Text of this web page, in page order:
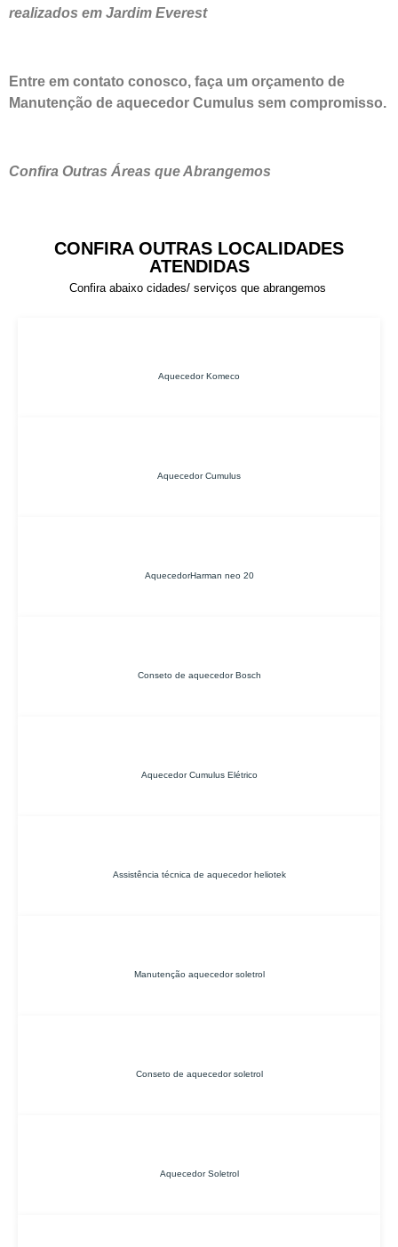
realizados em Jardim Everest
Entre em contato conosco, faça um orçamento de
Manutenção de aquecedor Cumulus sem compromisso.
Confira Outras Áreas que Abrangemos
CONFIRA OUTRAS LOCALIDADES
ATENDIDAS
Confira abaixo cidades/ serviços que abrangemos
Aquecedor Komeco
Aquecedor Cumulus
AquecedorHarman neo 20
Conseto de aquecedor Bosch
Aquecedor Cumulus Elétrico
Assistência técnica de aquecedor heliotek
Manutenção aquecedor soletrol
Conseto de aquecedor soletrol
Aquecedor Soletrol